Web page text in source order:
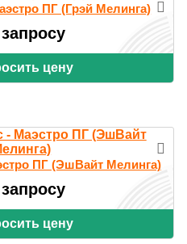
ПГ (Грэй Мелинга)
цену
ПГ (ЭшВайт Мелинга)
цену